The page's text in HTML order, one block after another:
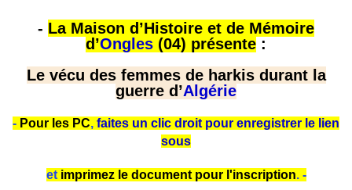
- La Maison d’Histoire et de Mémoire
d’Ongles (04) présente :
Le vécu des femmes de harkis durant la
guerre d’Algérie
- Pour les PC, faites un clic droit pour enregistrer le lien
sous
et imprimez le document pour l'inscription. -